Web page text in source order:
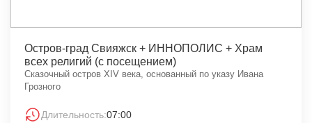
Остров-град Свияжск + ИННОПОЛИС + Храм
всех религий (с посещением)
Сказочный остров XIV века, основанный по указу Ивана
Грозного
Длительность:07:00